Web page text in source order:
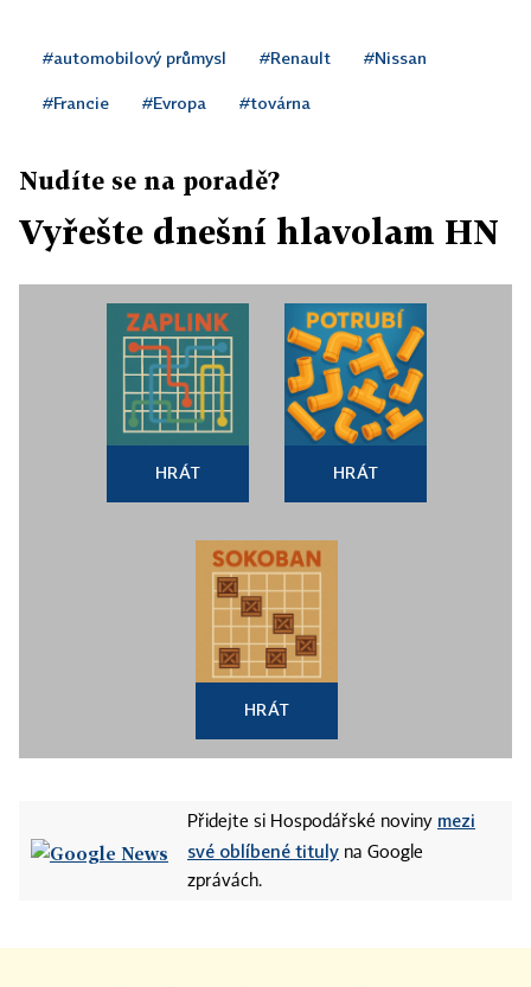
#automobilový průmysl #Renault #Nissan
#Francie #Evropa #továrna
Nudíte se na poradě?
Vyřešte dnešní hlavolam HN
HRÁT HRÁT
HRÁT
Přidejte si Hospodářské noviny mezi
své oblíbené tituly na Google
zprávách.